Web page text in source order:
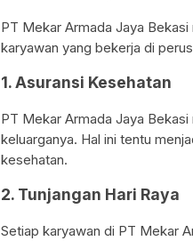
PT Mekar Armada Jaya
karyawan yang bekerja di
1. Asuransi Kesehatan
PT Mekar Armada Jaya
keluarganya. Hal ini tentu
kesehatan.
2. Tunjangan Hari Raya
Setiap karyawan di PT Mekar